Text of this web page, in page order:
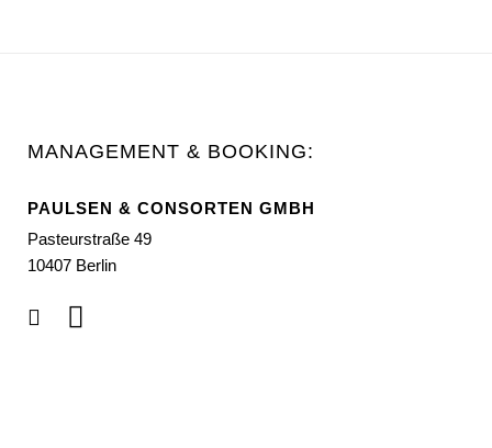
MANAGEMENT & BOOKING:
PAULSEN & CONSORTEN GMBH
Pasteurstraße 49
10407 Berlin